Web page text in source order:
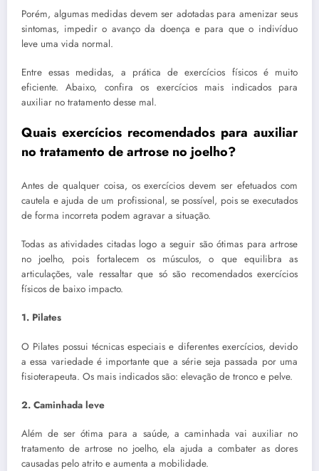
Porém, algumas medidas devem ser adotadas para amenizar seus
sintomas, impedir o avanço da doença e para que o indivíduo
leve uma vida normal.
Entre essas medidas, a prática de exercícios físicos é muito
eficiente. Abaixo, confira os exercícios mais indicados para
auxiliar no tratamento desse mal.
Quais exercícios recomendados para auxiliar
no tratamento de artrose no joelho?
Antes de qualquer coisa, os exercícios devem ser efetuados com
cautela e ajuda de um profissional, se possível, pois se executados
de forma incorreta podem agravar a situação.
Todas as atividades citadas logo a seguir são ótimas para artrose
no joelho, pois fortalecem os músculos, o que equilibra as
articulações, vale ressaltar que só são recomendados exercícios
físicos de baixo impacto.
1. Pilates
O Pilates possui técnicas especiais e diferentes exercícios, devido
a essa variedade é importante que a série seja passada por uma
fisioterapeuta. Os mais indicados são: elevação de tronco e pelve.
2. Caminhada leve
Além de ser ótima para a saúde, a caminhada vai auxiliar no
tratamento de artrose no joelho, ela ajuda a combater as dores
causadas pelo atrito e aumenta a mobilidade.